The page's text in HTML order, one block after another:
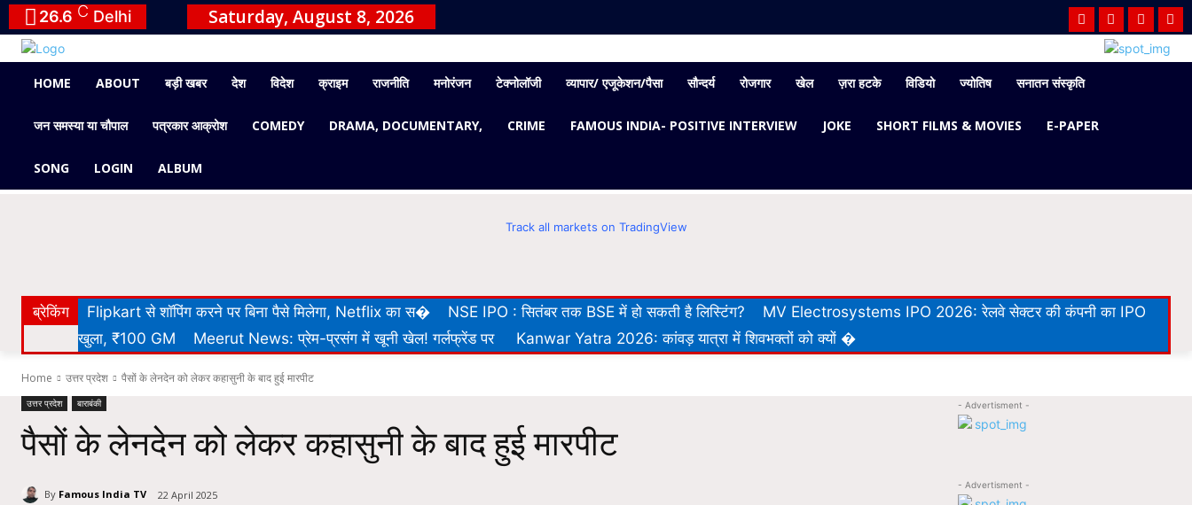
26.6 C Delhi Saturday, August 8, 2026
HOME ABOUT बड़ी खबर देश विदेश क्राइम राजनीति मनोरंजन टेक्नोलॉजी व्यापार/ एजूकेशन/पैसा सौन्दर्य रोजगार खेल ज़रा हटके विडियो ज्योतिष सनातन संस्कृति
जन समस्या या चौपाल पत्रकार आक्रोश COMEDY DRAMA, DOCUMENTARY, CRIME FAMOUS INDIA- POSITIVE INTERVIEW JOKE SHORT FILMS & MOVIES E-PAPER
SONG LOGIN ALBUM
Track all markets on TradingView
ब्रेकिंग Flipkart से शॉपिंग करने पर बिना पैसे मिलेगा, Netflix का स� NSE IPO : सितंबर तक BSE में हो सकती है लिस्टिंग?
MV Electrosystems IPO 2026: रेलवे सेक्टर की कंपनी का IPO
खुला, ₹100 GM
Meerut News: प्रेम-प्रसंग में खूनी खेल! गर्लफ्रेंड पर Kanwar Yatra 2026: कांवड़ यात्रा में शिवभक्तों को क्यों �
Home उत्तर प्रदेश पैसों के लेनदेन को लेकर कहासुनी के बाद हुई मारपीट
उत्तर प्रदेश बाराबंकी
पैसों के लेनदेन को लेकर कहासुनी के बाद हुई मारपीट
By Famous India TV 22 April 2025
- Advertisment -
- Advertisment -